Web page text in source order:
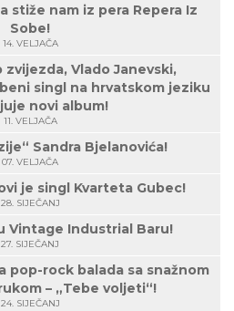
stiže nam iz pera Repera Iz
Sobe!
14. VELJAČA
Vlado Janevski,
singl na hrvatskom jeziku
novi album!
11. VELJAČA
Sandra Bjelanovića!
07. VELJAČA
je singl Kvarteta Gubec!
28. SIJEČANJ
Vintage Industrial Baru!
27. SIJEČANJ
pop-rock balada sa snažnom
– „Tebe voljeti“!
24. SIJEČANJ